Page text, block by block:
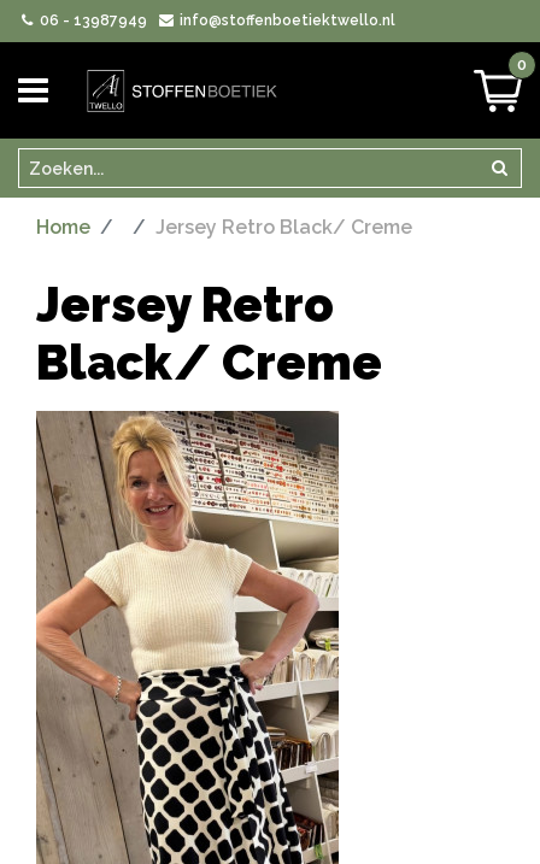
06 - 13987949 info@stoffenboetiektwello.nl
0
Zoeken
Home Jersey Retro Black/ Creme
Jersey Retro
Black/ Creme